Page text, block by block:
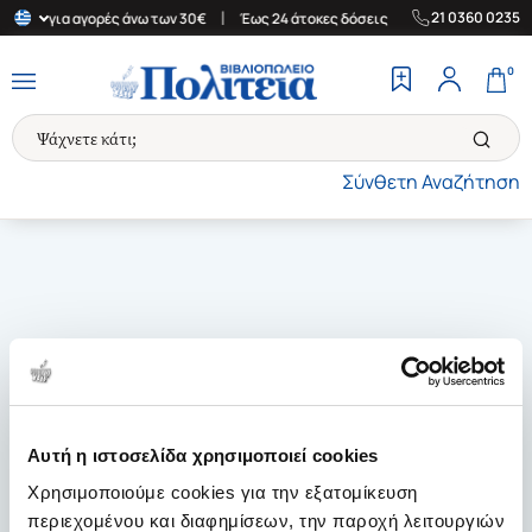
Αυτή η ιστοσελίδα χρησιμοποιεί cookies
Χρησιμοποιούμε cookies για την εξατομίκευση
περιεχομένου και διαφημίσεων, την παροχή λειτουργιών
για αγορές άνω των 30€ Έως 24 άτοκες δόσεις | Δωρεάν
21 0360 0235
Σύνθετη Αναζήτηση
0